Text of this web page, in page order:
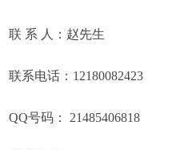
联 系 人：赵先生
联系电话：12180082423
QQ号码： 21485406818